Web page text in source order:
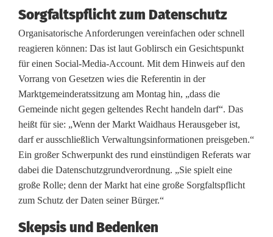
d
i
e
G
e
m
e
i
n
d
Sorgfaltspflicht zum Datenschutz
Organisatorische Anforderungen vereinfachen oder schnell
reagieren können: Das ist laut Goblirsch ein Gesichtspunkt
für einen Social-Media-Account. Mit dem Hinweis auf den
Vorrang von Gesetzen wies die Referentin in der
Marktgemeinderatssitzung am Montag hin, „dass die
Gemeinde nicht gegen geltendes Recht handeln darf“. Das
heißt für sie: „Wenn der Markt Waidhaus Herausgeber ist,
darf er ausschließlich Verwaltungsinformationen preisgeben.“
Ein großer Schwerpunkt des rund einstündigen Referats war
dabei die Datenschutzgrundverordnung. „Sie spielt eine
große Rolle; denn der Markt hat eine große Sorgfaltspflicht
zum Schutz der Daten seiner Bürger.“
Skepsis und Bedenken